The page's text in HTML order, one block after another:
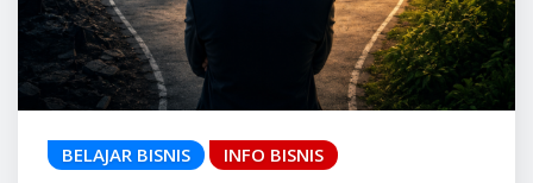
BELAJAR BISNIS INFO BISNIS